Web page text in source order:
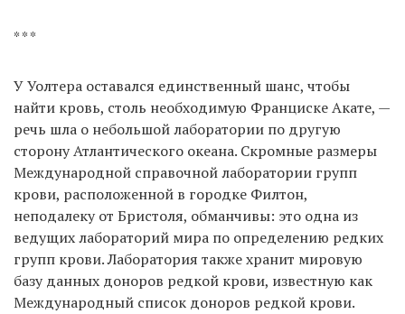
* * *
У Уолтера оставался единственный шанс, чтобы
найти кровь, столь необходимую Франциске Акате, —
речь шла о небольшой лаборатории по другую
сторону Атлантического океана. Скромные размеры
Международной справочной лаборатории групп
крови, расположенной в городке Филтон,
неподалеку от Бристоля, обманчивы: это одна из
ведущих лабораторий мира по определению редких
групп крови. Лаборатория также хранит мировую
базу данных доноров редкой крови, известную как
Международный список доноров редкой крови.